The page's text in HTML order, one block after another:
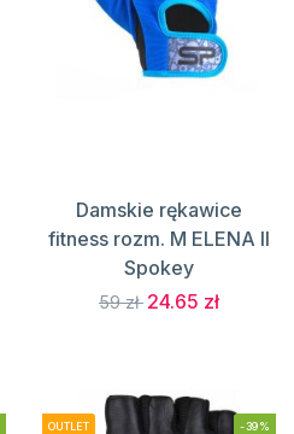
Damskie rękawice
fitness rozm. M ELENA II
Spokey
59 zł 24.65 zł
OUTLET -39%